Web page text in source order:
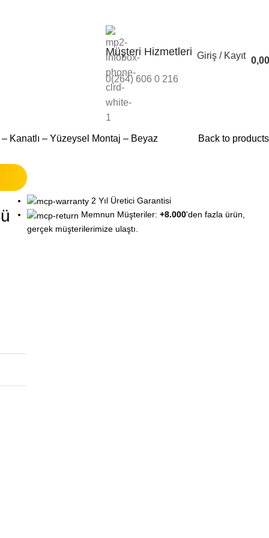
Müşteri Hizmetleri
0(264) 606 0 216
Giriş / Kayıt 0,00
Kanatlı – Yüzeysel Montaj – Beyaz Back to products
2 Yıl Üretici Garantisi
Memnun Müşteriler: +8.000'den fazla ürün,
gerçek müşterilerimize ulaştı.